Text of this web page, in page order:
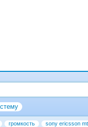
громкость sony ericsson